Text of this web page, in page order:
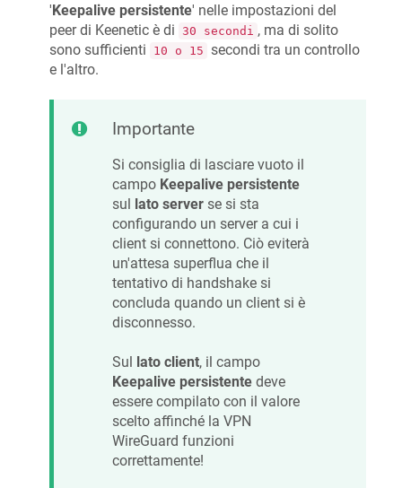
'Keepalive persistente' nelle impostazioni del
peer di Keenetic è di 30 secondi , ma di solito
sono sufficienti
10 o 15 secondi tra un controllo
e l'altro.
Importante
Si consiglia di lasciare vuoto il
campo Keepalive persistente
sul lato server se si sta
configurando un server a cui i
client si connettono. Ciò eviterà
un'attesa superflua che il
tentativo di handshake si
concluda quando un client si è
disconnesso.
Sul lato client, il campo
Keepalive persistente deve
essere compilato con il valore
scelto affinché la VPN
WireGuard funzioni
correttamente!